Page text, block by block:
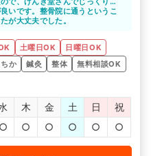
と思います。
ありがとうございました。
いです。整骨院に通うというこ
が大丈夫でした。
土曜日OK
日曜日OK
か 鍼灸 整体
無料相談OK
木 金 土 日
祝
○ ○ ○ ○ ○ ○